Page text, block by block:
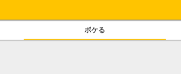
ボケる